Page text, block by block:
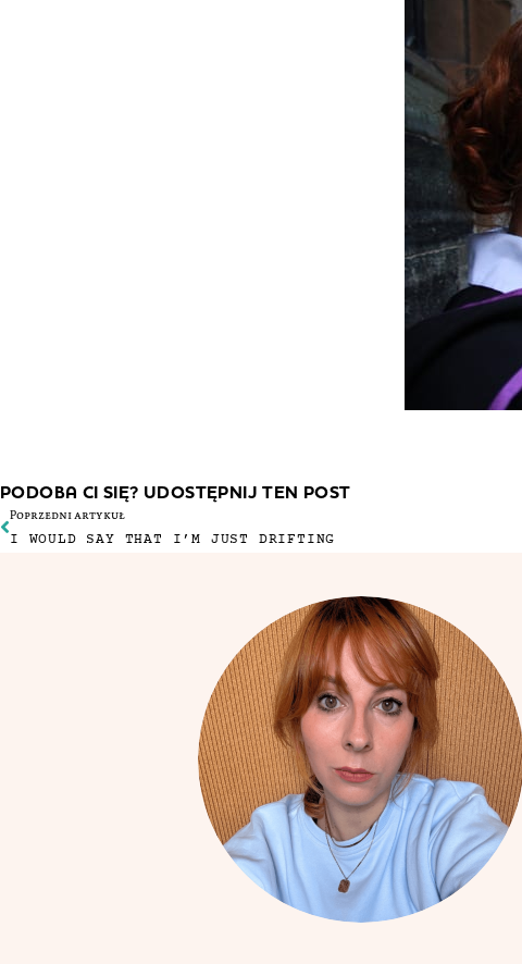
PODOBA CI SIĘ? UDOSTĘPNIJ TEN POST
Poprzedni artykuł
I WOULD SAY THAT I’M JUST DRIFTING